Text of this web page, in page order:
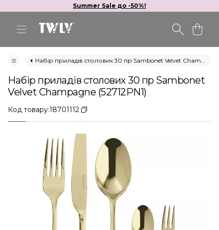
Summer Sale до -50%!
Набір приладів столових 30 пр Sambonet Velvet Champagne (52712PN1)
Набір приладів столових 30 пр Sambonet
Velvet Champagne (52712PN1)
Код товару:18701112